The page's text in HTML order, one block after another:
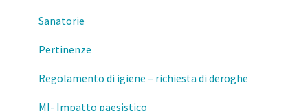
Mutamenti di destinazione d'uso
Esercizio della professione
Sanatorie
Pertinenze
Regolamento di igiene – richiesta di deroghe
MI- Impatto paesistico